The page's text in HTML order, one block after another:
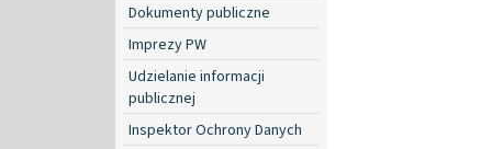
Dokumenty publiczne
Imprezy PW
Udzielanie informacji
publicznej
Inspektor Ochrony Danych